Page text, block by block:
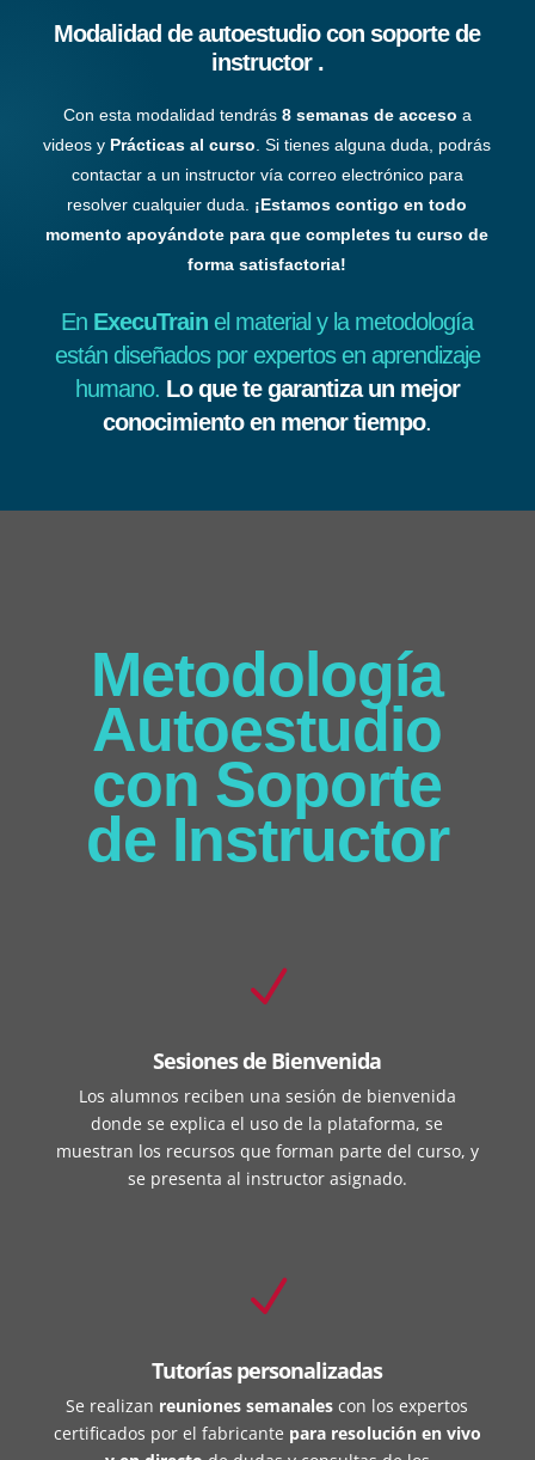
Modalidad de autoestudio con soporte de
instructor .
Con esta modalidad tendrás8 semanas de acceso a
videos y Prácticas al curso. Si tienes alguna duda, podrás
contactar a un instructor vía correo electrónico para
resolver cualquier duda. ¡Estamos contigo en todo
momento apoyándote para que completes tu curso de
forma satisfactoria!
En ExecuTrain el material y la metodología
están diseñados por expertos en aprendizaje
humano. Lo que te garantiza un mejor
conocimiento en menor tiempo.
Metodología
Autoestudio
con Soporte
de Instructor
N
Sesiones de Bienvenida
Los alumnos reciben una sesión de bienvenida
donde se explica el uso de la plataforma, se
muestran los recursos que forman parte del curso, y
se presenta al instructor asignado.
N
Tutorías personalizadas
Se realizan reuniones semanales con los expertos
certificados por el fabricante para resolución en vivo